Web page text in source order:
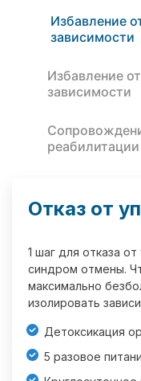
Избавление
зависимости
Избавление
зависимости
реабилитации
Отказ от
1 шаг для отказа
синдром отмены.
максимально
изолировать
Детоксикация
5 разовое